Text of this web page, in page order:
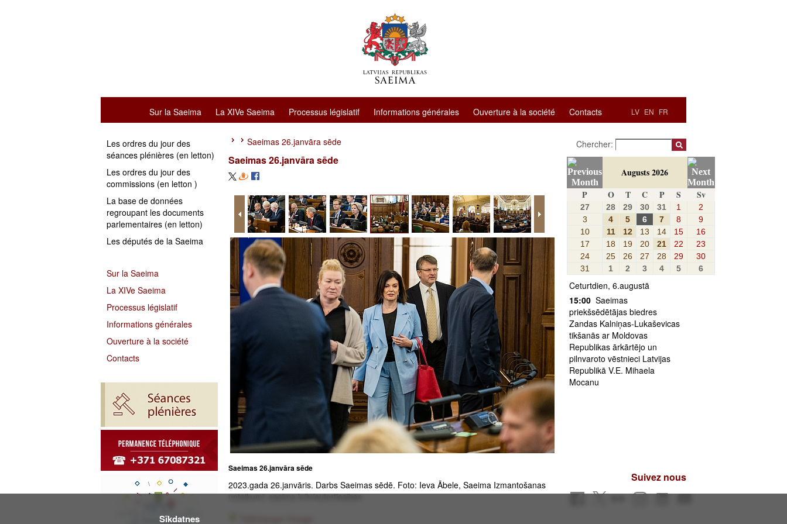
Sīkdatnes
LV EN FR
Sur la Saeima La XIVe Saeima Processus législatif Informations générales Ouverture à la société Contacts
Les ordres du jour des
séances plénières (en letton)
Les ordres du jour des
commissions (en letton )
La base de données
regroupant les documents
parlementaires (en letton)
Les députés de la Saeima
Sur la Saeima
La XIVe Saeima
Processus législatif
Informations générales
Ouverture à la société
Contacts
Saeimas 26.janvāra sēde
Saeimas 26.janvāra sēde
Saeimas 26.janvāra sēde
2023.gada 26.janvāris. Darbs Saeimas sēdē. Foto: Ieva Ābele, Saeima Izmantošanas
noteikumi: saeima.lv/lv/autortiesibas
Chercher:
Augusts 2026
P
O T C P S Sv
27 28 29 30 31 1
2
3
4 5 6 7 8
9
10
11 12 13 14 15
16
17
18 19 20 21 22
23
24
25 26 27 28 29
30
31
1 2 3 4 5 6
Ceturtdien, 6.augustā
15:00 Saeimas
priekšsēdētājas biedres
Zandas Kalniņas-Lukaševicas
tikšanās ar Moldovas
Republikas ārkārtējo un
pilnvaroto vēstnieci Latvijas
Republikā V.E. Mihaela
Mocanu
Suivez nous